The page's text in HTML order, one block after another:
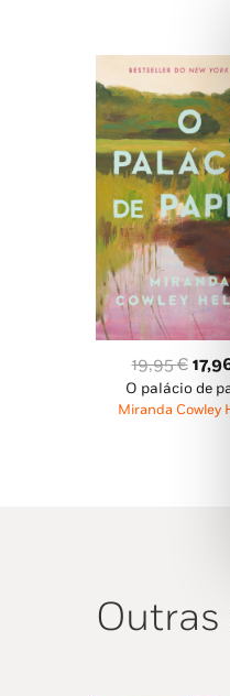
19,95€ O
O palácio de
Miranda Cowley